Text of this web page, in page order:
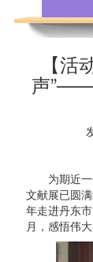
【
声”——
为期近一
文献展已圆
年走进丹东
月，感悟伟